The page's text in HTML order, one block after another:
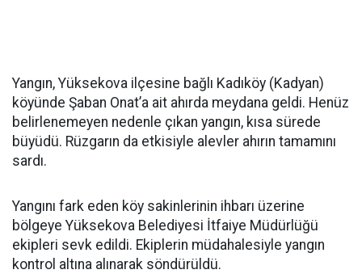
Yangın, Yüksekova ilçesine bağlı Kadıköy (Kadyan)
köyünde Şaban Onat’a ait ahırda meydana geldi. Henüz
belirlenemeyen nedenle çıkan yangın, kısa sürede
büyüdü. Rüzgarın da etkisiyle alevler ahırın tamamını
sardı.
Yangını fark eden köy sakinlerinin ihbarı üzerine
bölgeye Yüksekova Belediyesi İtfaiye Müdürlüğü
ekipleri sevk edildi. Ekiplerin müdahalesiyle yangın
kontrol altına alınarak söndürüldü.